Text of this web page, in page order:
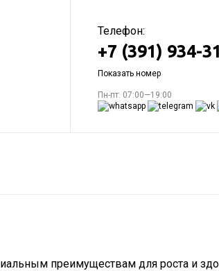
Телефон:
+7 (391) 934-
Показать номер
Пн-пт: 07:00—19:00
преимуществам для роста и